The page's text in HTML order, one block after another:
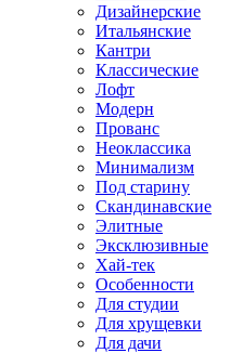
Дизайнерские
Итальянские
Кантри
Классические
Лофт
Модерн
Прованс
Неоклассика
Минимализм
Под старину
Скандинавские
Элитные
Эксклюзивные
Хай-тек
Особенности
Для студии
Для хрущевки
Для дачи